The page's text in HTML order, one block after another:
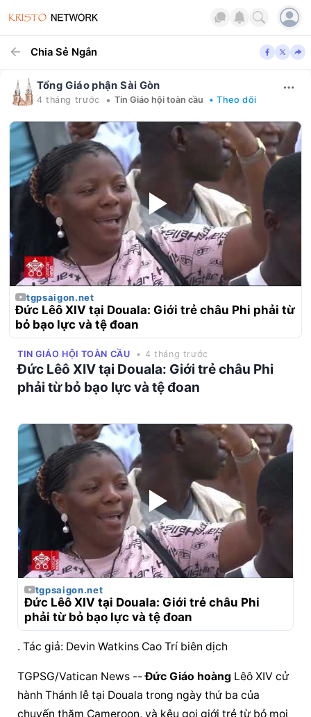
Chia Sẻ Ngắn
Tổng Giáo phận Sài Gòn
4 tháng trước • Tin Giáo hội toàn cầu • Theo dõi
tgpsaigon.net
Đức Lêô XIV tại Douala: Giới trẻ châu Phi phải từ
bỏ bạo lực và tệ đoan
TIN GIÁO HỘI TOÀN CẦU • 4 tháng trước
Đức Lêô XIV tại Douala: Giới trẻ châu Phi
phải từ bỏ bạo lực và tệ đoan
tgpsaigon.net
Đức Lêô XIV tại Douala: Giới trẻ châu Phi
phải từ bỏ bạo lực và tệ đoan
. Tác giả: Devin Watkins Cao Trí biên dịch
TGPSG/Vatican News -- Đức Giáo hoàng Lêô XIV cử
hành Thánh lễ tại Douala trong ngày thứ ba của
chuyến thăm Cameroon, và kêu gọi giới trẻ từ bỏ mọi